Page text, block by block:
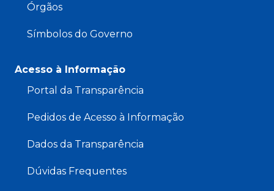
Órgãos
Símbolos do Governo
Acesso à Informação
Portal da Transparência
Pedidos de Acesso à Informação
Dados da Transparência
Dúvidas Frequentes